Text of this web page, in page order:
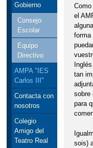
Gobierno
Consejo
Escolar
Equipo
Directivo
AMPA "IES
Carlos III"
Contacta con
nosotros
Colegio
Amigo del
Teatro Real
el
forma
tan
sobre
para
sois)